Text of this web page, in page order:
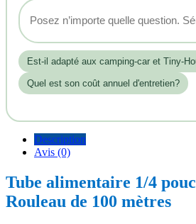
Est‑il adapté aux camping-car et Tiny-
Quel est son coût annuel d'entretien?
Description
Avis (0)
Tube alimentaire 1/4
Rouleau de 100 mètres